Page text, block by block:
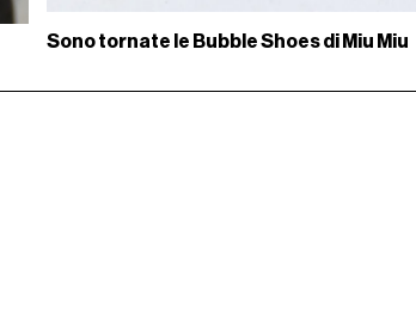
Sono tornate le Bubble Shoes di Miu Miu